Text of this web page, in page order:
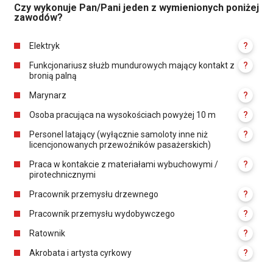
Czy wykonuje Pan/Pani jeden z wymienionych poniżej
zawodów?
Elektryk
?
Funkcjonariusz służb mundurowych mający kontakt z
bronią palną
?
Marynarz
?
Osoba pracująca na wysokościach powyżej 10 m
?
Personel latający (wyłącznie samoloty inne niż
licencjonowanych przewoźników pasażerskich)
?
Praca w kontakcie z materiałami wybuchowymi /
pirotechnicznymi
?
Pracownik przemysłu drzewnego
?
Pracownik przemysłu wydobywczego
?
Ratownik
?
Akrobata i artysta cyrkowy
?